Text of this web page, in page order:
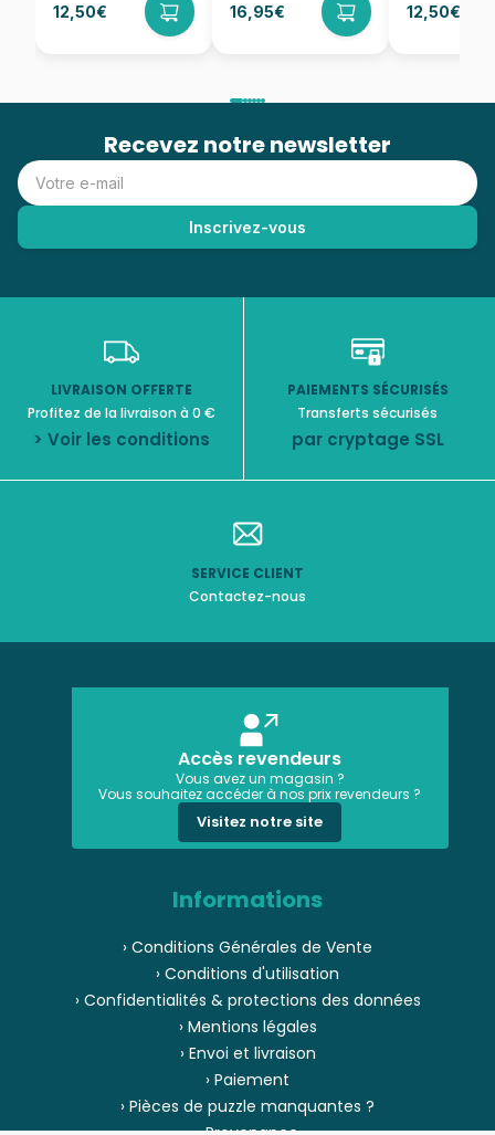
12,50€ 16,95€ 12,50€
Recevez notre newsletter
LIVRAISON OFFERTE
Profitez de la livraison à 0 €
> Voir les conditions
PAIEMENTS SÉCURISÉS
Transferts sécurisés
par cryptage SSL
SERVICE CLIENT
Contactez-nous
Accès revendeurs
Vous avez un magasin ?
Vous souhaitez accéder à nos prix revendeurs ?
Visitez notre site
Informations
› Conditions Générales de Vente
› Conditions d'utilisation
› Confidentialités & protections des données
› Mentions légales
› Envoi et livraison
› Paiement
› Pièces de puzzle manquantes ?